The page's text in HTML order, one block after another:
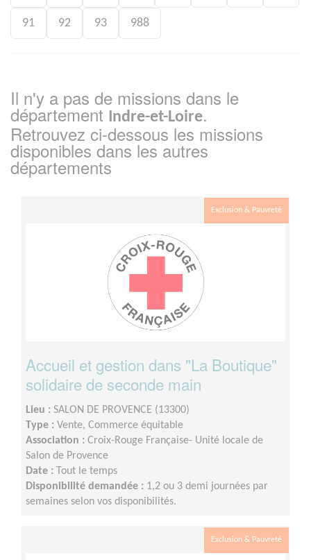
91 92 93 988
Il n'y a pas de missions dans le
département Indre-et-Loire.
Retrouvez ci-dessous les missions
disponibles dans les autres
départements
Exclusion & Pauvreté
Accueil et gestion dans "La Boutique"
solidaire de seconde main
Lieu : SALON DE PROVENCE (13300)
Type : Vente, Commerce équitable
Association : Croix-Rouge Française- Unité locale de
Salon de Provence
Date : Tout le temps
Disponibilité demandée : 1,2 ou 3 demi journées par
semaines selon vos disponibilités.
Exclusion & Pauvreté